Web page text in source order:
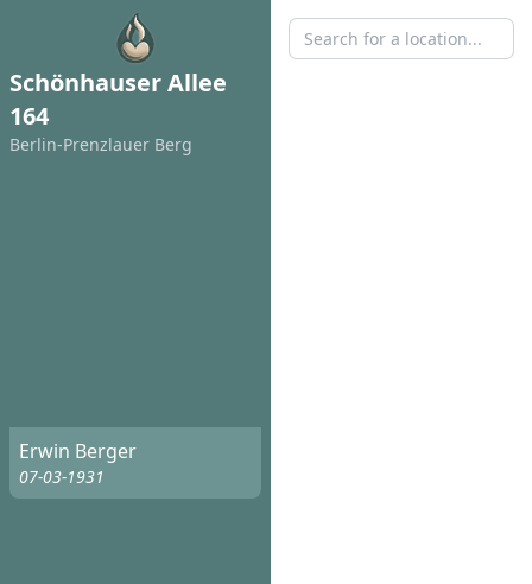
Schönhauser Allee
164
Berlin-Prenzlauer Berg
Erwin Berger
07-03-1931